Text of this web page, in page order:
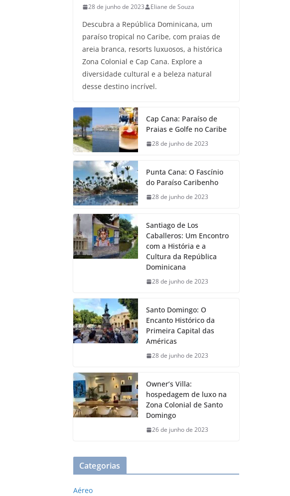
28 de junho de 2023 Eliane de Souza
Descubra a República Dominicana, um
paraíso tropical no Caribe, com praias de
areia branca, resorts luxuosos, a histórica
Zona Colonial e Cap Cana. Explore a
diversidade cultural e a beleza natural
desse destino incrível.
Cap Cana: Paraíso de
Praias e Golfe no Caribe
28 de junho de 2023
Punta Cana: O Fascínio
do Paraíso Caribenho
28 de junho de 2023
Santiago de Los
Caballeros: Um Encontro
com a História e a
Cultura da República
Dominicana
28 de junho de 2023
Santo Domingo: O
Encanto Histórico da
Primeira Capital das
Américas
28 de junho de 2023
Owner’s Villa:
hospedagem de luxo na
Zona Colonial de Santo
Domingo
26 de junho de 2023
Categorias
Aéreo